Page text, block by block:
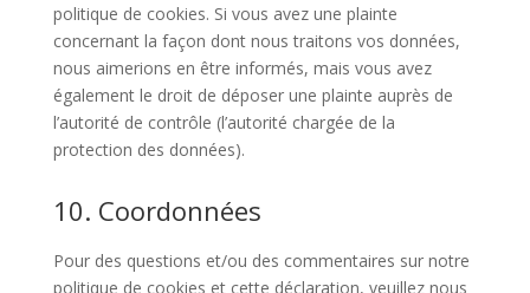
politique de cookies. Si vous avez une plainte
concernant la façon dont nous traitons vos données,
nous aimerions en être informés, mais vous avez
également le droit de déposer une plainte auprès de
l’autorité de contrôle (l’autorité chargée de la
protection des données).
10. Coordonnées
Pour des questions et/ou des commentaires sur notre
politique de cookies et cette déclaration, veuillez nous